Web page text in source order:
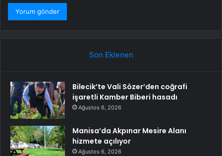
Son Eklenen
Bilecik’te Vali Sözer’den coğrafi
işaretli Kamber Biberi hasadı
Ağustos 6, 2026
Manisa’da Akpınar Mesire Alanı
hizmete açılıyor
Ağustos 6, 2026